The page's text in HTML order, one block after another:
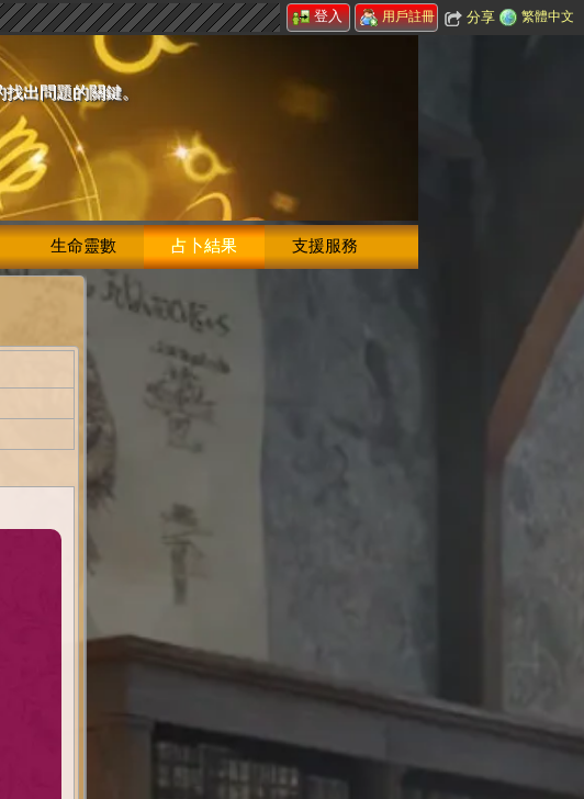
登入 用戶註冊 分享 繁體中文
出問題的關鍵。
生命靈數 占卜結果 支援服務